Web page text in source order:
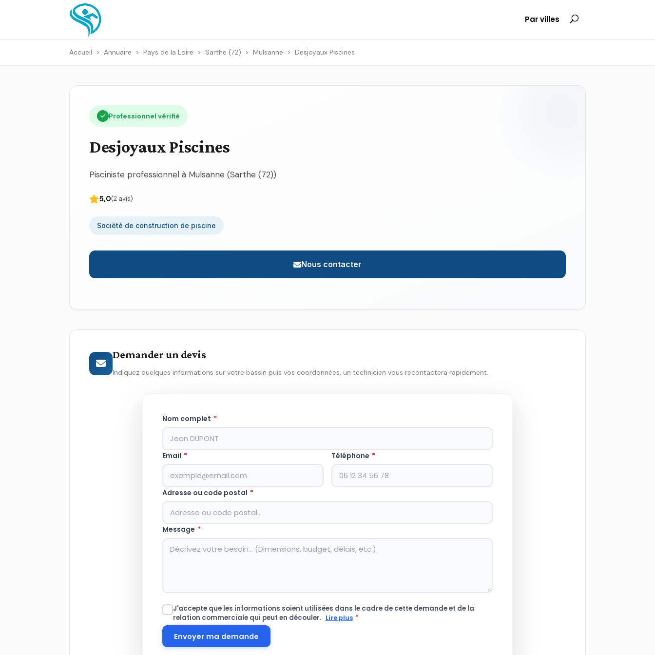
Par villes
Accueil > Annuaire > Pays de la Loire > Sarthe (72) > Mulsanne > Desjoyaux Piscines
Professionnel vérifié
Desjoyaux Piscines
Pisciniste professionnel à Mulsanne (Sarthe (72))
5,0(2 avis)
Société de construction de piscine
Nous contacter
Demander un devis
Indiquez quelques informations sur votre bassin puis vos coordonnées, un technicien vous recontactera rapidement.
Nom complet *
Email * Téléphone *
Adresse ou code postal *
Message *
J'accepte que les informations soient utilisées dans le cadre de cette demande et de la
relation commerciale qui peut en découler. Lire plus *
Envoyer ma demande